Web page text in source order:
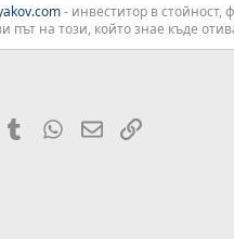
- инвеститор в стойност,
път на този, който знае къде
Tumblr WhatsApp
EmailLink